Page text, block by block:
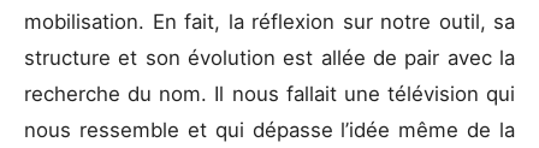
mobilisation. En fait, la réflexion sur notre outil, sa
structure et son évolution est allée de pair avec la
recherche du nom. Il nous fallait une télévision qui
nous ressemble et qui dépasse l’idée même de la